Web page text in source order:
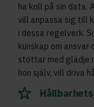
ha koll på sin data.
vill anpassa sig till
i dessa regelverk.
kunskap om ansvar
stöttar med glädje
hon själv, vill driva